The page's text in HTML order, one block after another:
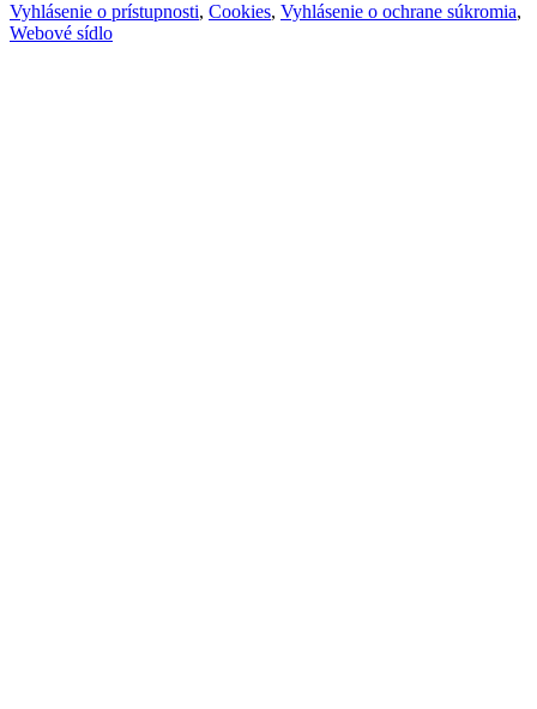
Vyhlásenie o prístupnosti, Cookies, Vyhlásenie o ochrane súkromia,
Webové sídlo